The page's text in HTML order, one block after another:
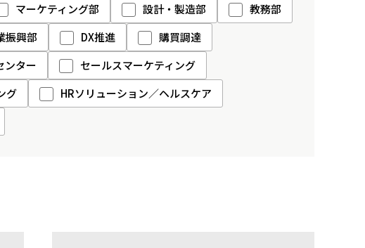
マーケティング部 設計・製造部
教務部
振興部 DX推進
購買調達
ンター
セールスマーケティング
グ
HRソリューション／ヘルスケア